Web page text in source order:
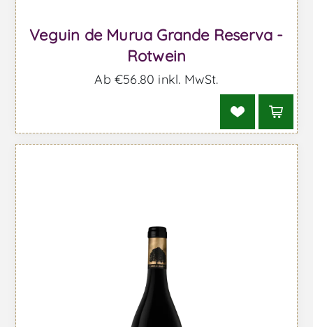
Veguin de Murua Grande Reserva -
Rotwein
Ab €56,80 inkl. MwSt.